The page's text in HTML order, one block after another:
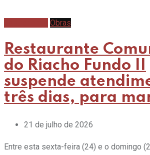
Obras
Restaurante
do Riacho Fundo II
suspende
três dias, para
21 de julho de 2026
Entre esta sexta-feira (24) e o domingo